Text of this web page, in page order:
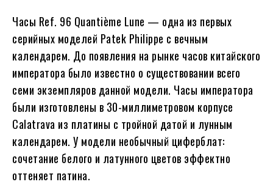
Часы Ref. 96 Quantième Lune — одна из первых
серийных моделей Patek Philippe с вечным
календарем. До появления на рынке часов китайского
императора было известно о существовании всего
семи экземпляров данной модели. Часы императора
были изготовлены в 30-миллиметровом корпусе
Calatrava из платины с тройной датой и лунным
календарем. У модели необычный циферблат:
сочетание белого и латунного цветов эффектно
оттеняет патина.